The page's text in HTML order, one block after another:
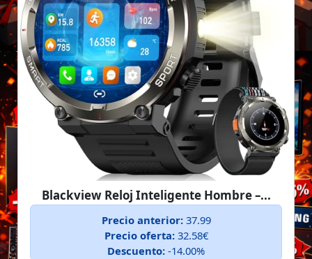
Blackview Reloj Inteligente Hombre –...
Precio anterior:37.99
Precio oferta:32.58€
Descuento: -14.00%